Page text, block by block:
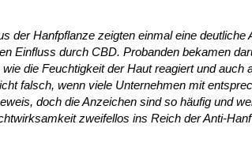
der Hanfpflanze zeigten einmal eine deutliche
Einfluss durch CBD. Probanden bekamen
die Feuchtigkeit der Haut reagiert und auch
falsch, wenn viele Unternehmen mit
doch die Anzeichen sind so häufig und
zweifellos ins Reich der Anti-